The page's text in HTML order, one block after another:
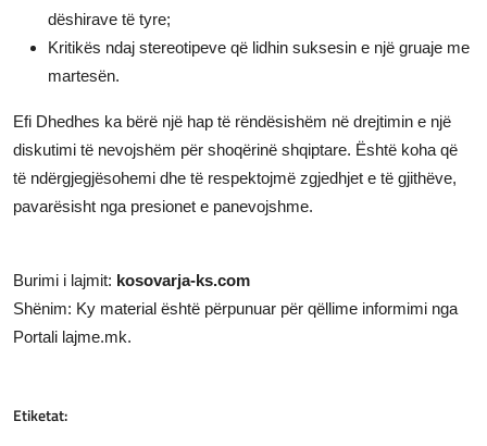
dëshirave të tyre;
Kritikës ndaj stereotipeve që lidhin suksesin e një gruaje me
martesën.
Efi Dhedhes ka bërë një hap të rëndësishëm në drejtimin e një
diskutimi të nevojshëm për shoqërinë shqiptare. Është koha që
të ndërgjegjësohemi dhe të respektojmë zgjedhjet e të gjithëve,
pavarësisht nga presionet e panevojshme.
Burimi i lajmit: kosovarja-ks.com
Shënim: Ky material është përpunuar për qëllime informimi nga
Portali lajme.mk.
Etiketat: